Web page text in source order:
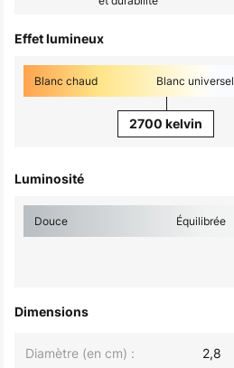
Effet lumineux
Blanc chaud Blanc universel
2700 kelvin
Luminosité
Douce Équilibrée
Dimensions
Diamètre (en cm) : 2,8